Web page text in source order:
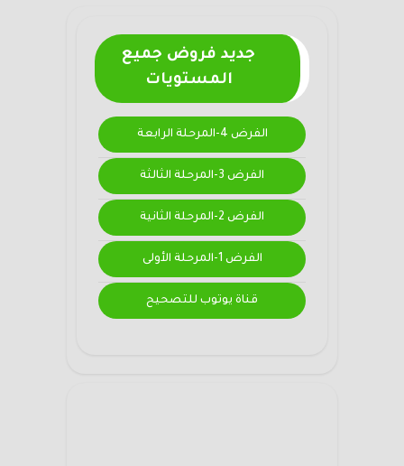
جديد فروض جميع
المستويات
الفرض 4-المرحلة الرابعة
الفرض 3-المرحلة الثالثة
الفرض 2-المرحلة الثانية
الفرض 1-المرحلة الأولى
قناة يوتوب للتصحيح